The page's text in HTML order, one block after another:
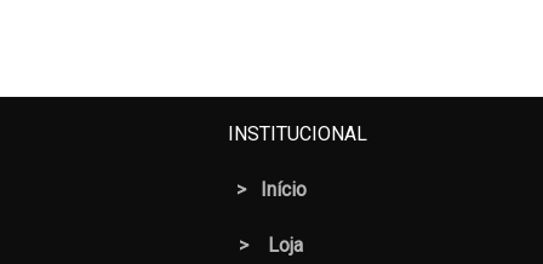
INSTITUCIONAL
> Início
> Loja